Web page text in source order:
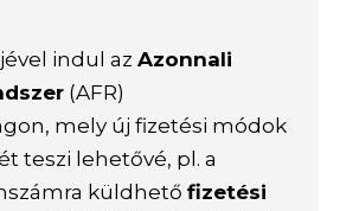
jével indul azAzonnali
(AFR)
mely új fizetési módok
teszi lehetővé, pl. a
küldhetőfizetési